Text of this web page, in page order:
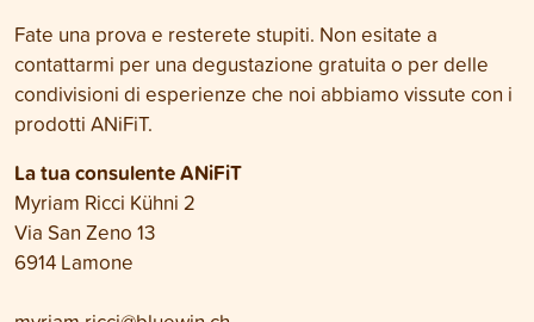
Fate una prova e resterete stupiti. Non esitate a
contattarmi per una degustazione gratuita o per delle
condivisioni di esperienze che noi abbiamo vissute con i
prodotti ANiFiT.
La tua consulente ANiFiT
Myriam Ricci Kühni 2
Via San Zeno 13
6914 Lamone